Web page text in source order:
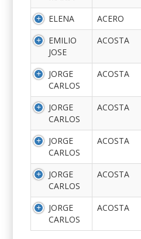
ELENA ACERO
EMILIO
JOSE
ACOSTA
JORGE
CARLOS
ACOSTA
JORGE
CARLOS
ACOSTA
JORGE
CARLOS
ACOSTA
JORGE
CARLOS
ACOSTA
JORGE
CARLOS
ACOSTA